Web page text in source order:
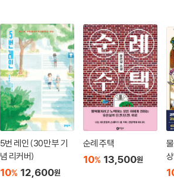
5번 레인 (30만 부 기
념 리커버)
10% 12,600원
순례 주택
10% 13,500원